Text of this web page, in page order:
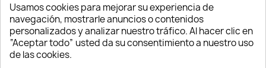
POWER BANK KOBY
Usamos cookies para mejorar su experiencia de
navegación, mostrarle anuncios o contenidos
personalizados y analizar nuestro tráfico. Al hacer clic en
“Aceptar todo” usted da su consentimiento a nuestro uso
de las cookies.